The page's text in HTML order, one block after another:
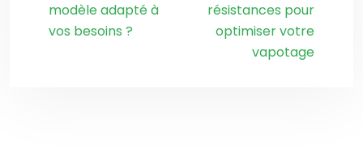
modèle adapté à
vos besoins ?
résistances pour
optimiser votre
vapotage